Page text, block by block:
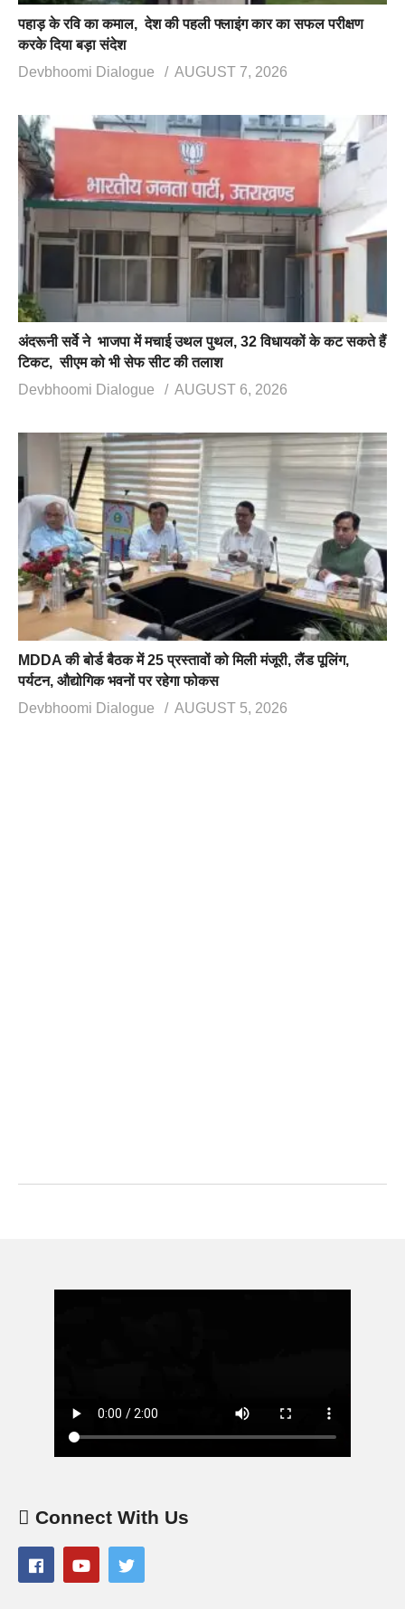
पहाड़ के रवि का कमाल, देश की पहली फ्लाइंग कार का सफल परीक्षण
करके दिया बड़ा संदेश
Devbhoomi Dialogue
AUGUST 7, 2026
अंदरूनी सर्वे ने भाजपा में मचाई उथल पुथल, 32 विधायकों के कट सकते हैं
टिकट, सीएम को भी सेफ सीट की तलाश
Devbhoomi Dialogue
AUGUST 6, 2026
MDDA की बोर्ड बैठक में 25 प्रस्तावों को मिली मंजूरी, लैंड पूलिंग,
पर्यटन, औद्योगिक भवनों पर रहेगा फोकस
Devbhoomi Dialogue
AUGUST 5, 2026
Connect With Us